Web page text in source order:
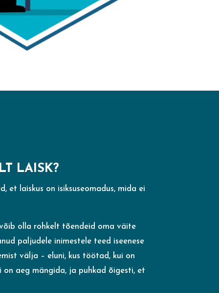
LAISK?
et laiskus on isiksuseomadus, mida ei
olla rohkelt tõendeid oma väite
paljudele inimestele teed iseenese
välja – eluni, kus töötad, kui on
aeg mängida, ja puhkad õigesti, et